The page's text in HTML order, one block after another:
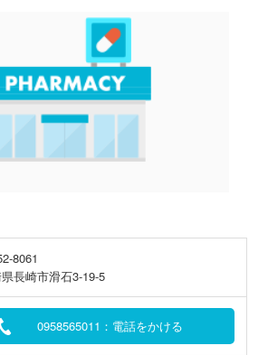
8061
長崎市滑石3-19-5
0958565011：電話をかける